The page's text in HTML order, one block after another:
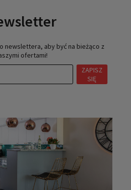
newslettera, aby być na bieżąco z
ofertami!
ZAPISZ
SIĘ